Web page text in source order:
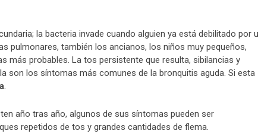
la bacteria invade cuando alguien ya está debilitado por
pulmonares, también los ancianos, los niños muy pequeños,
más probables. La tos persistente que resulta, sibilancias y
son los síntomas más comunes de la bronquitis aguda. Si esta
.
año tras año, algunos de sus síntomas pueden ser
repetidos de tos y grandes cantidades de flema.